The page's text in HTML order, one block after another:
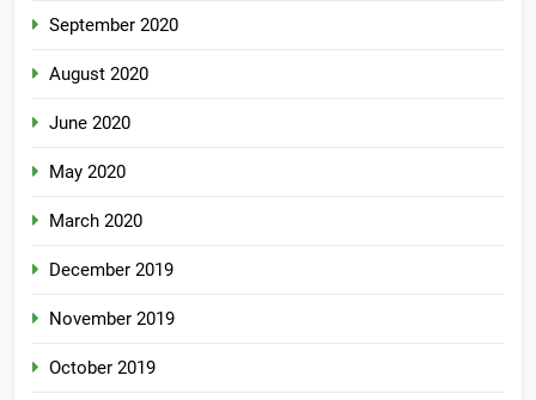
September 2020
August 2020
June 2020
May 2020
March 2020
December 2019
November 2019
October 2019